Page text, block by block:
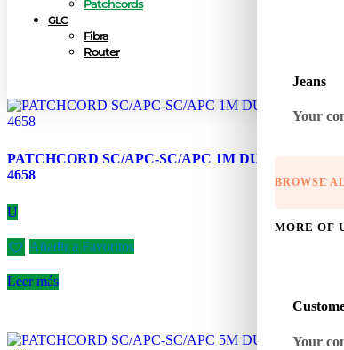
Patchcords
GLC
Fibra
Router
Jeans
Your
BROWSE
MORE OF
Your
PATCHCORD SC/APC-SC/APC 1M DUAL CABLIX
4658
U
Añadir a Favoritos
Leer más